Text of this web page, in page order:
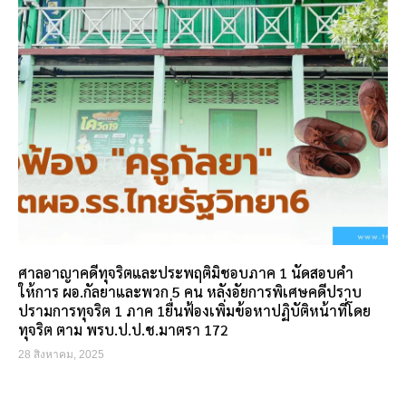
ศาลอาญาคดีทุจริตและประพฤติมิชอบภาค 1 นัดสอบคำ
ให้การ ผอ.กัลยาและพวก 5 คน หลังอัยการพิเศษคดีปราบ
ปรามการทุจริต 1 ภาค 1ยื่นฟ้องเพิ่มข้อหาปฏิบัติหน้าที่โดย
ทุจริต ตาม พรบ.ป.ป.ช.มาตรา 172
28 สิงหาคม, 2025